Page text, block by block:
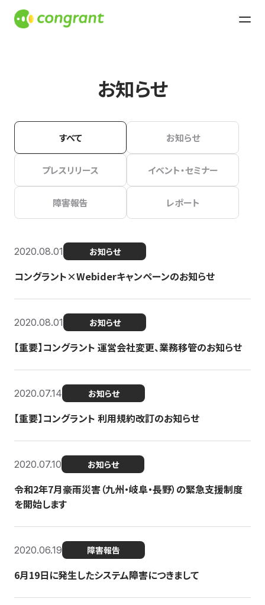
お知らせ
すべて お知らせ
プレスリリース イベント・セミナー
障害報告 レポート
2020.08.01 お知らせ
コングラント×Webiderキャンペーンのお知らせ
2020.08.01 お知らせ
【重要】コングラント 運営会社変更、業務移管のお知らせ
2020.07.14 お知らせ
【重要】コングラント 利用規約改訂のお知らせ
2020.07.10 お知らせ
令和2年7月豪雨災害（九州・岐阜・長野）の緊急支援制度
を開始します
2020.06.19 障害報告
6月19日に発生したシステム障害につきまして